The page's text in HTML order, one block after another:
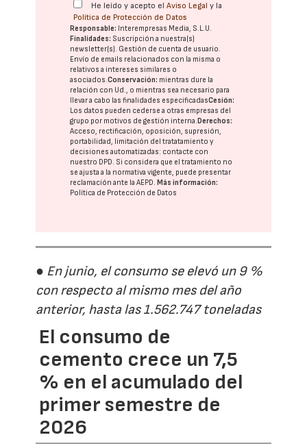
He leído y acepto elAviso Legal y la
Política de Protección de Datos
Responsable: Interempresas Media, S.L.U.
Finalidades: Suscripción a nuestra(s)
newsletter(s). Gestión de cuenta de usuario.
Envío de emails relacionados con la misma o
relativos a intereses similares o
asociados.Conservación: mientras dure la
relación con Ud., o mientras sea necesario para
llevar a cabo las finalidades especificadasCesión:
Los datos pueden cederse a otras empresas del
grupo por motivos de gestión interna. Derechos:
Acceso, rectificación, oposición, supresión,
portabilidad, limitación del tratatamiento y
decisiones automatizadas: contacte con
nuestro DPD. Si considera que el tratamiento no
se ajusta a la normativa vigente, puede presentar
reclamación ante laAEPD. Más información:
Política de Protección de Datos
● En junio, el consumo se elevó un 9 %
con respecto al mismo mes del año
anterior, hasta las 1.562.747 toneladas
El consumo de
cemento crece un 7,5
% en el acumulado del
primer semestre de
2026